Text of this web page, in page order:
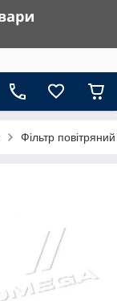
Фільтр